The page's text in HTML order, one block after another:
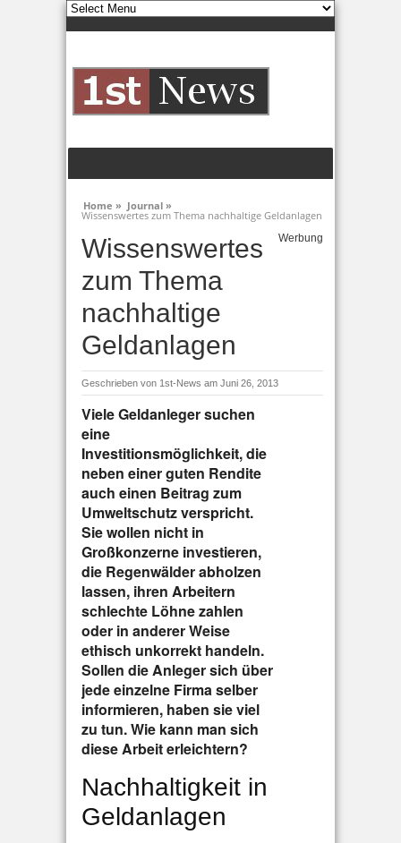
Home » Journal »
Wissenswertes zum Thema nachhaltige Geldanlagen
Wissenswertes
zum Thema
nachhaltige
Geldanlagen
Werbung
Geschrieben von 1st-News am Juni 26, 2013
Viele Geldanleger suchen
eine
Investitionsmöglichkeit, die
neben einer guten Rendite
auch einen Beitrag zum
Umweltschutz verspricht.
Sie wollen nicht in
Großkonzerne investieren,
die Regenwälder abholzen
lassen, ihren Arbeitern
schlechte Löhne zahlen
oder in anderer Weise
ethisch unkorrekt handeln.
Sollen die Anleger sich über
jede einzelne Firma selber
informieren, haben sie viel
zu tun. Wie kann man sich
diese Arbeit erleichtern?
Nachhaltigkeit in
Geldanlagen